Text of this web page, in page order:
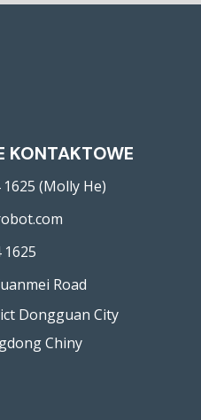
KONTAKTOWE
(Molly He)
Road
Dongguan City
Chiny